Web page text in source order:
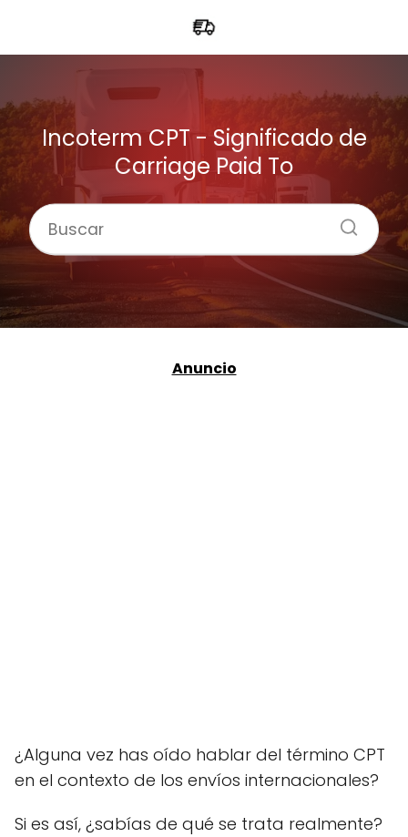
Incoterm CPT - Significado de
Carriage Paid To
¿Alguna vez has oído hablar del término CPT
en el contexto de los envíos internacionales?
Si es así, ¿sabías de qué se trata realmente?